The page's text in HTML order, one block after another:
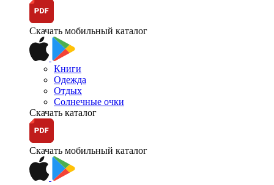
Скачать мобильный каталог
Книги
Одежда
Отдых
Солнечные очки
Скачать каталог
Скачать мобильный каталог